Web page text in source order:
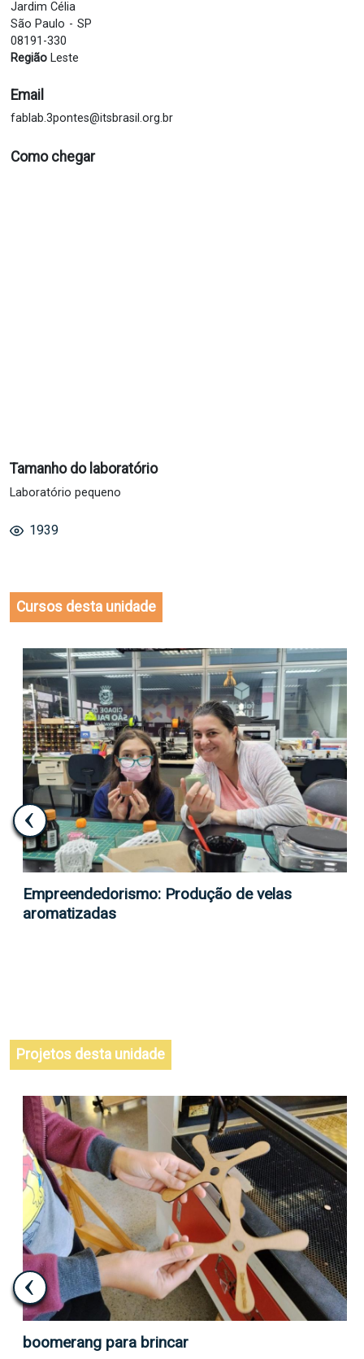
Jardim Célia
São Paulo
SP
08191-330
Região Leste
Email
fablab.3pontes@itsbrasil.org.br
Como chegar
Tamanho do laboratório
Laboratório pequeno
1939
Cursos desta unidade
Produção de velas
Projetos desta unidade
boomerang para brincar